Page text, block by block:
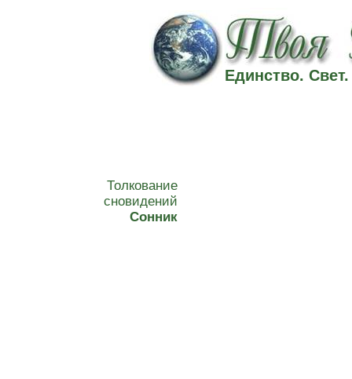
Единство.
Толкование
сновидений
Сонник